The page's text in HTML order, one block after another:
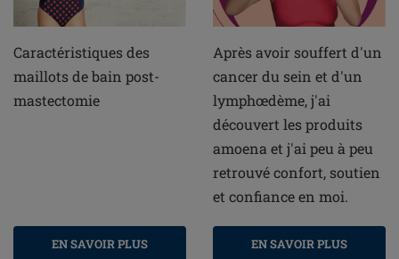
Caractéristiques des
maillots de bain post-
mastectomie
EN SAVOIR PLUS
Après avoir souffert d'un
cancer du sein et d'un
lymphœdème, j'ai
découvert les produits
amoena et j'ai peu à peu
retrouvé confort, soutien
et confiance en moi.
EN SAVOIR PLUS